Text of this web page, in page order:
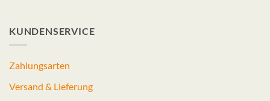
KUNDENSERVICE
Zahlungsarten
Versand & Lieferung